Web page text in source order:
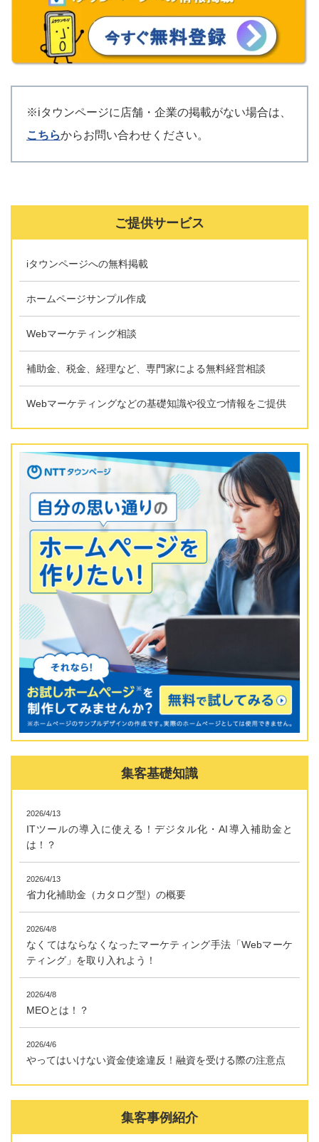
※iタウンページに店舗・企業の掲載がない場合は、
こちらからお問い合わせください。
ご提供サービス
iタウンページへの無料掲載
ホームページサンプル作成
Webマーケティング相談
補助金、税金、経理など、専門家による無料経営相談
Webマーケティングなどの基礎知識や役立つ情報をご提供
集客基礎知識
2026/4/13
ITツールの導入に使える！デジタル化・AI導入補助金と
は！？
2026/4/13
省力化補助金（カタログ型）の概要
2026/4/8
なくてはならなくなったマーケティング手法「Webマーケ
ティング」を取り入れよう！
2026/4/8
MEOとは！？
2026/4/6
やってはいけない資金使途違反！融資を受ける際の注意点
集客事例紹介